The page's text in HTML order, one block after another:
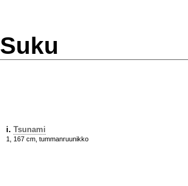
Suku
i. Tsunami
1, 167 cm, tummanruunikko